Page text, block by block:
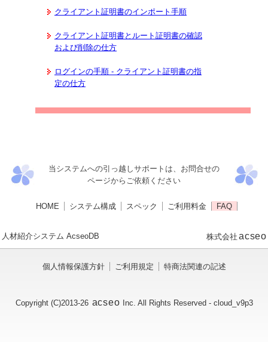
クライアント証明書のインポート手順
クライアント証明書とルート証明書の確認
および削除の仕方
ログインの手順 - クライアント証明書の指
定の仕方
当システムへの引っ越しサポートは、お問合せの
ページからご依頼ください
HOME システム構成 スペック ご利用料金 FAQ
人材紹介システム AcseoDB 株式会社 acseo
個人情報保護方針 ご利用規定 特商法関連の記述
Copyright (C)2013-26 acseo Inc. All Rights Reserved - cloud_v9p3